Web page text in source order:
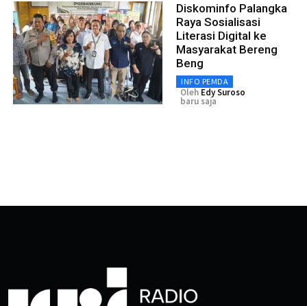
Diskominfo Palangka
Raya Sosialisasi
Literasi Digital ke
Masyarakat Bereng
Beng
INFO PEMDA
Oleh Edy Suroso
baru saja